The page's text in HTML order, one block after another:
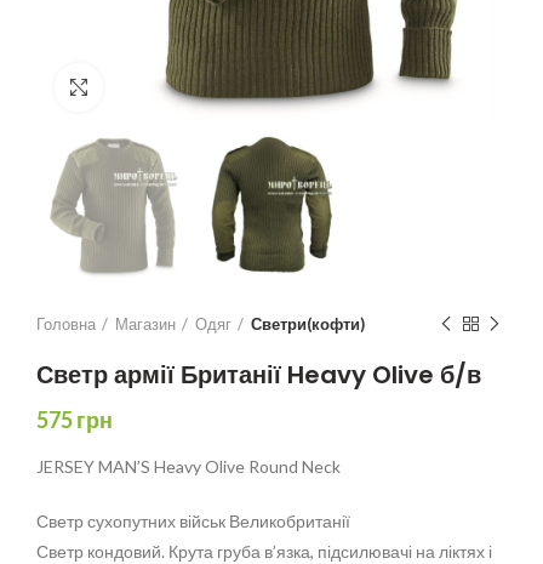
Click to enlarge
Головна Магазин Одяг Светри(кофти)
Светр армії Британії Heavy Olive б/в
575грн
JERSEY MAN’S Heavy Olive Round Neck
Светр сухопутних військ Великобританії
Светр кондовий. Крута груба в’язка, підсилювачі на ліктях і